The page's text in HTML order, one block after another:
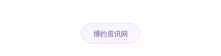
博约资讯网